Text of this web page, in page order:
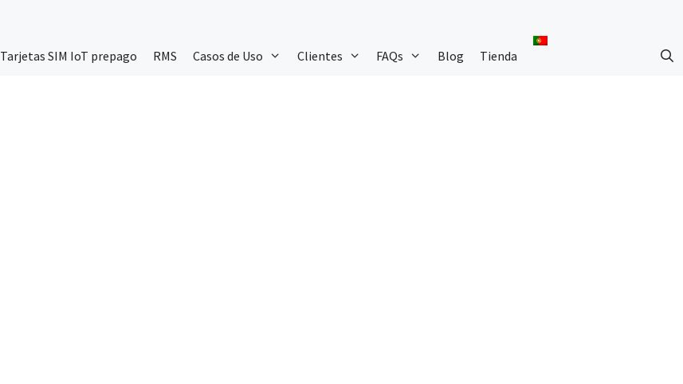
Tarjetas SIM IoT prepago RMS Casos de Uso Clientes FAQs Blog Tienda